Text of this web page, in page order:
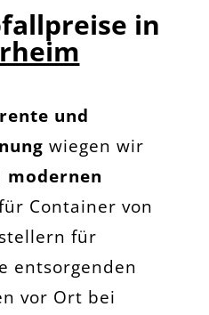
in
und
wiegen wir
modernen
Container von
für
entsorgenden
vor Ort bei